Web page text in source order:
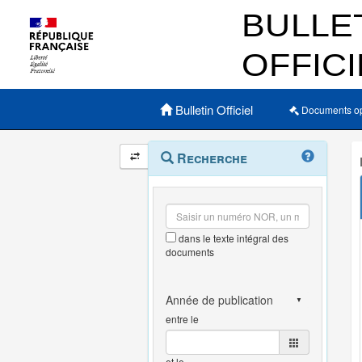
Menu principal
Bulletin Officiel Documents
Navigation
et
outils
annexes
Menu
contextuel
Recherche
dans le texte intégral des
documents
entre le